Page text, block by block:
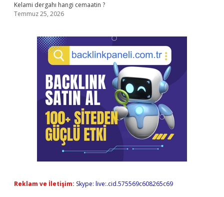
Kelami dergahı hangi cemaatin ?
Temmuz 25, 2026
Reklam ve İletişim: Skype: live:.cid.575569c608265c69